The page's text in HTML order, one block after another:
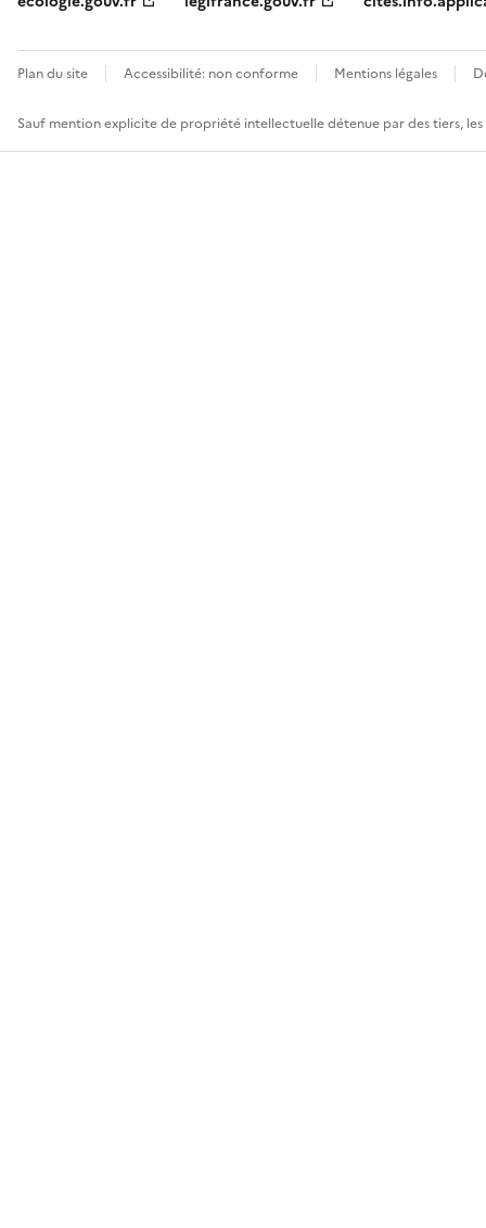
Plan du site Accessibilité: non conforme Mentions légales
Sauf mention explicite de propriété intellectuelle détenue par des tiers,